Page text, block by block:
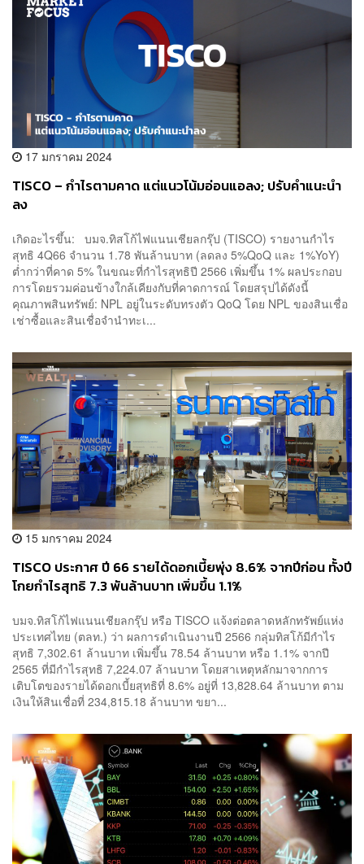
17 มกราคม 2024
TISCO – กำไรตามคาด แต่แนวโน้มอ่อนแอลง; ปรับคำแนะนำ
ลง
เกิดอะไรขึ้น: บมจ.ทิสโก้ไฟแนนเชียลกรุ๊ป (TISCO) รายงานกำไร
สุทธิ 4Q66 จำนวน 1.78 พันล้านบาท (ลดลง 5%QoQ และ 1%YoY)
ต่ำกว่าที่คาด 5% ในขณะที่กำไรสุทธิปี 2566 เพิ่มขึ้น 1% ผลประกอบ
การโดยรวมค่อนข้างใกล้เคียงกับที่คาดการณ์ โดยสรุปได้ดังนี้
คุณภาพสินทรัพย์: NPL อยู่ในระดับทรงตัว QoQ โดย NPL ของสินเชื่อ
เช่าซื้อและสินเชื่อจำนำทะเ...
15 มกราคม 2024
TISCO ประกาศ ปี 66 รายได้ดอกเบี้ยพุ่ง 8.6% จากปีก่อน ทั้งปี
โกยกำไรสุทธิ 7.3 พันล้านบาท เพิ่มขึ้น 1.1%
บมจ.ทิสโก้ไฟแนนเชียลกรุ๊ป หรือ TISCO แจ้งต่อตลาดหลักทรัพย์แห่ง
ประเทศไทย (ตลท.) ว่า ผลการดำเนินงานปี 2566 กลุ่มทิสโก้มีกำไร
สุทธิ 7,302.61 ล้านบาท เพิ่มขึ้น 78.54 ล้านบาท หรือ 1.1% จากปี
2565 ที่มีกำไรสุทธิ 7,224.07 ล้านบาท โดยสาเหตุหลักมาจากการ
เติบโตของรายได้ดอกเบี้ยสุทธิที่ 8.6% อยู่ที่ 13,828.64 ล้านบาท ตาม
เงินให้สินเชื่อที่ 234,815.18 ล้านบาท ขยา...